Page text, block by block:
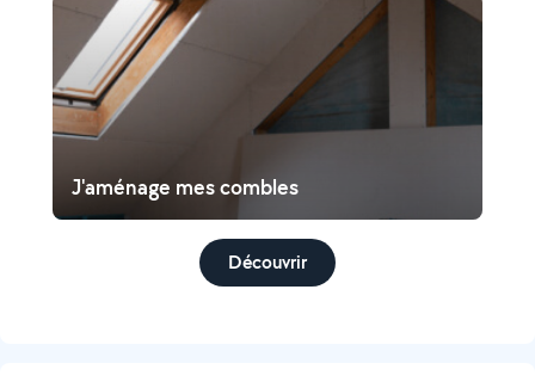
J'aménage mes combles
Découvrir